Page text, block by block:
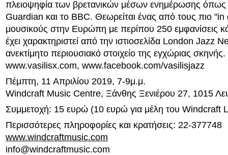
πλειοψηφία των βρετανικών μέσων ενημέρωσης όπως
Guardian και το BBC. Θεωρείται ένας από τους πιο
μουσικούς στην Ευρώπη με περίπου 250 εμφανίσεις
έχει χαρακτηριστεί από την ιστιοσελίδα London Jazz
ανεκτίμητο περιουσιακό στοιχείο της εγχώριας σκηνής.
www.vasilisx.com, www.facebook.com/vasilisjazz
Πέμπτη, 11 Απριλίου 2019, 7-9μ.μ.
Windcraft Music Centre, Ξάνθης Ξενιέρου 27, 1015
Συμμετοχή: 15 ευρώ (10 ευρώ για μέλη του Windcraft
Περισσότερες πληροφορίες και κρατήσεις: 22-377748
www.windcraftmusic.com
info@windcraftmusic.com